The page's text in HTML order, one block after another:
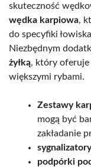
skuteczność
wędka karpiowa,
do specyfiki
Niezbędnym
żyłką, który oferuje
większymi rybami.
Zestawy
mogą być
zakładanie
podpórki